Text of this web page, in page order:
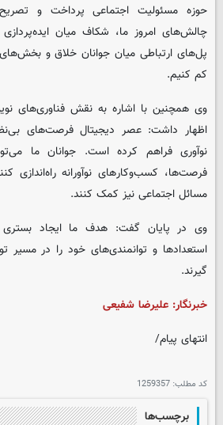
حوزه مسئولیت اجتماعی پرداخت و
چالش‌های امروز ما، شکاف میان
پل‌های ارتباطی میان جوانان خلاق و
کم کنیم.
وی همچنین با اشاره به نقش فناوری‌های
اظهار داشت: عصر دیجیتال فرصت‌های
نوآوری فراهم کرده است. جوانان ما
فرصت‌ها، کسب‌وکارهای نوآورانه
مسائل اجتماعی نیز کمک کنند.
وی در پایان گفت: هدف ما ایجاد بستری
استعدادها و توانمندی‌های خود را در مسیر
گیرند.
خبرنگار: علیرضا شفیعی
انتهای پیام/
کد مطلب: 1259357
برچسب‌ها